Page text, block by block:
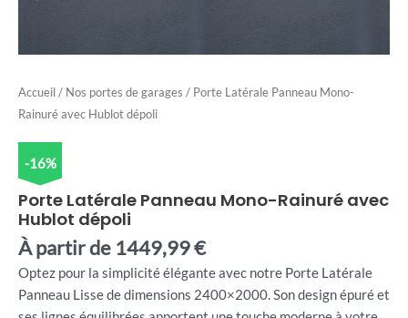
Accueil/ Nos portes de garages / Porte Latérale Panneau Mono-
Rainuré avec Hublot dépoli
-16%
Porte Latérale Panneau Mono-Rainuré avec
Hublot dépoli
À partir de 1449,99€
Optez pour la simplicité élégante avec notre Porte Latérale
Panneau Lisse de dimensions 2400×2000. Son design épuré et